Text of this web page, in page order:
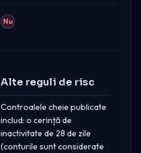
Nu
Alte reguli de risc
Controalele cheie publicate
includ: o cerință de
inactivitate de 28 de zile
(conturile sunt considerate